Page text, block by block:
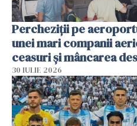
Percheziții pe
unei mari companii
ceasuri și mâncarea
30 IULIE 2026